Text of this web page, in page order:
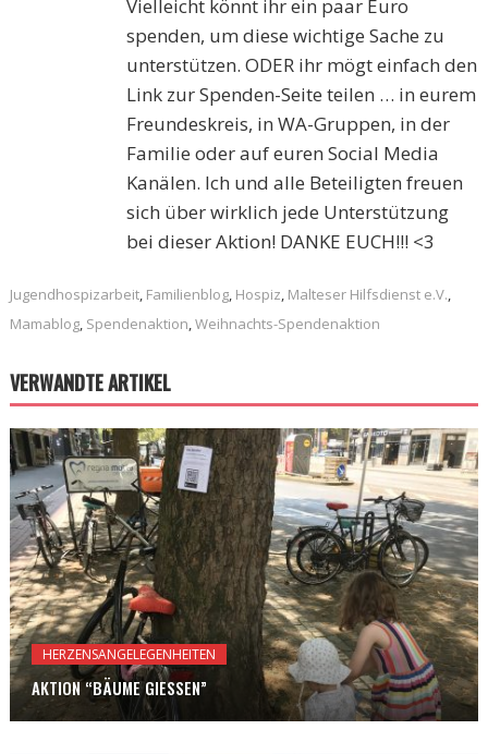
Vielleicht könnt ihr ein paar Euro
spenden, um diese wichtige Sache zu
unterstützen. ODER ihr mögt einfach den
Link zur Spenden-Seite teilen … in eurem
Freundeskreis, in WA-Gruppen, in der
Familie oder auf euren Social Media
Kanälen. Ich und alle Beteiligten freuen
sich über wirklich jede Unterstützung
bei dieser Aktion! DANKE EUCH!!! <3
Jugendhospizarbeit, Familienblog, Hospiz, Malteser Hilfsdienst e.V.,
Mamablog, Spendenaktion,Weihnachts-Spendenaktion
VERWANDTE ARTIKEL
HERZENSANGELEGENHEITEN
AKTION “BÄUME GIESSEN”